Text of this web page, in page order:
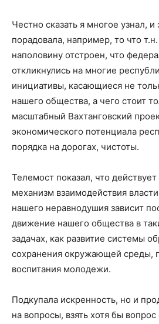
Честно сказать я многое узнал,
порадовала, например, то что
наполовину отстроен, что
откликнулись на многие
инициативы, касающиеся не
нашего общества, а чего стоит
масштабный Вахтанговский
экономического потенциала
порядка на дорогах, чистоты.
Телемост показал, что
механизм взаимодействия
нашего неравнодушия зависит
движение нашего общества в
задачах, как развитие системы
сохранения окружающей среды,
воспитания молодежи.
Подкупала искренность, но и
на вопросы, взять хотя бы